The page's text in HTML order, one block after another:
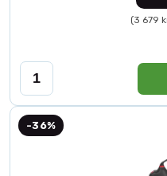
(3 679
-36%